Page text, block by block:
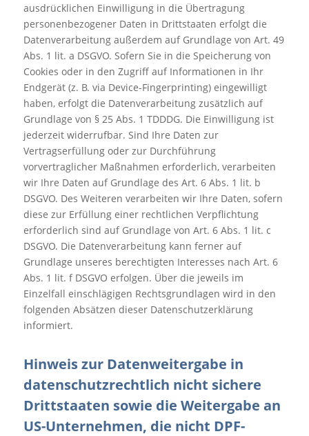
ausdrücklichen Einwilligung in die Übertragung
personenbezogener Daten in Drittstaaten erfolgt die
Datenverarbeitung außerdem auf Grundlage von Art. 49
Abs. 1 lit. a DSGVO. Sofern Sie in die Speicherung von
Cookies oder in den Zugriff auf Informationen in Ihr
Endgerät (z. B. via Device-Fingerprinting) eingewilligt
haben, erfolgt die Datenverarbeitung zusätzlich auf
Grundlage von § 25 Abs. 1 TDDDG. Die Einwilligung ist
jederzeit widerrufbar. Sind Ihre Daten zur
Vertragserfüllung oder zur Durchführung
vorvertraglicher Maßnahmen erforderlich, verarbeiten
wir Ihre Daten auf Grundlage des Art. 6 Abs. 1 lit. b
DSGVO. Des Weiteren verarbeiten wir Ihre Daten, sofern
diese zur Erfüllung einer rechtlichen Verpflichtung
erforderlich sind auf Grundlage von Art. 6 Abs. 1 lit. c
DSGVO. Die Datenverarbeitung kann ferner auf
Grundlage unseres berechtigten Interesses nach Art. 6
Abs. 1 lit. f DSGVO erfolgen. Über die jeweils im
Einzelfall einschlägigen Rechtsgrundlagen wird in den
folgenden Absätzen dieser Datenschutzerklärung
informiert.
Hinweis zur Datenweitergabe in
datenschutzrechtlich nicht sichere
Drittstaaten sowie die Weitergabe an
US-Unternehmen, die nicht DPF-